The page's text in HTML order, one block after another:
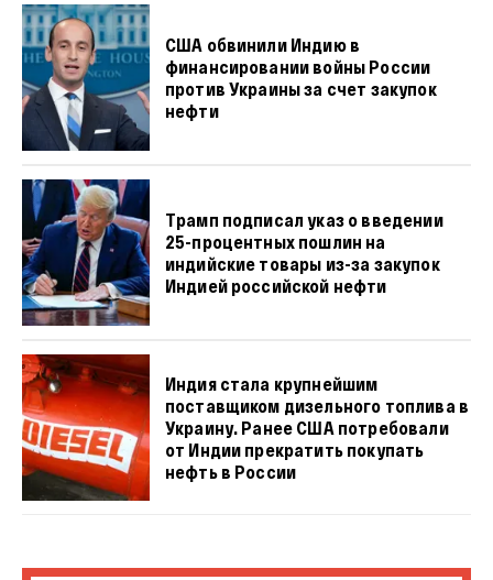
США обвинили Индию в
финансировании войны России
против Украины за счет закупок
нефти
Трамп подписал указ о введении
25-процентных пошлин на
индийские товары из-за закупок
Индией российской нефти
Индия стала крупнейшим
поставщиком дизельного топлива в
Украину. Ранее США потребовали
от Индии прекратить покупать
нефть в России